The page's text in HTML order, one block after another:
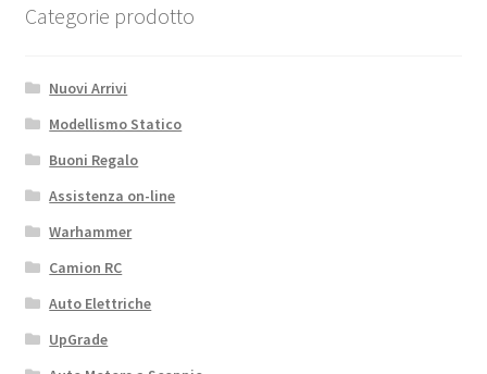
Categorie prodotto
Nuovi Arrivi
Modellismo Statico
Buoni Regalo
Assistenza on-line
Warhammer
Camion RC
Auto Elettriche
UpGrade